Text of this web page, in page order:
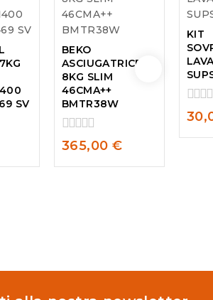
SV
BEKO
ASCIUGATRICE
8KG SLIM
46CMA++
BMTR38W
0
out
of
365,00 €
KIT
0
out
of